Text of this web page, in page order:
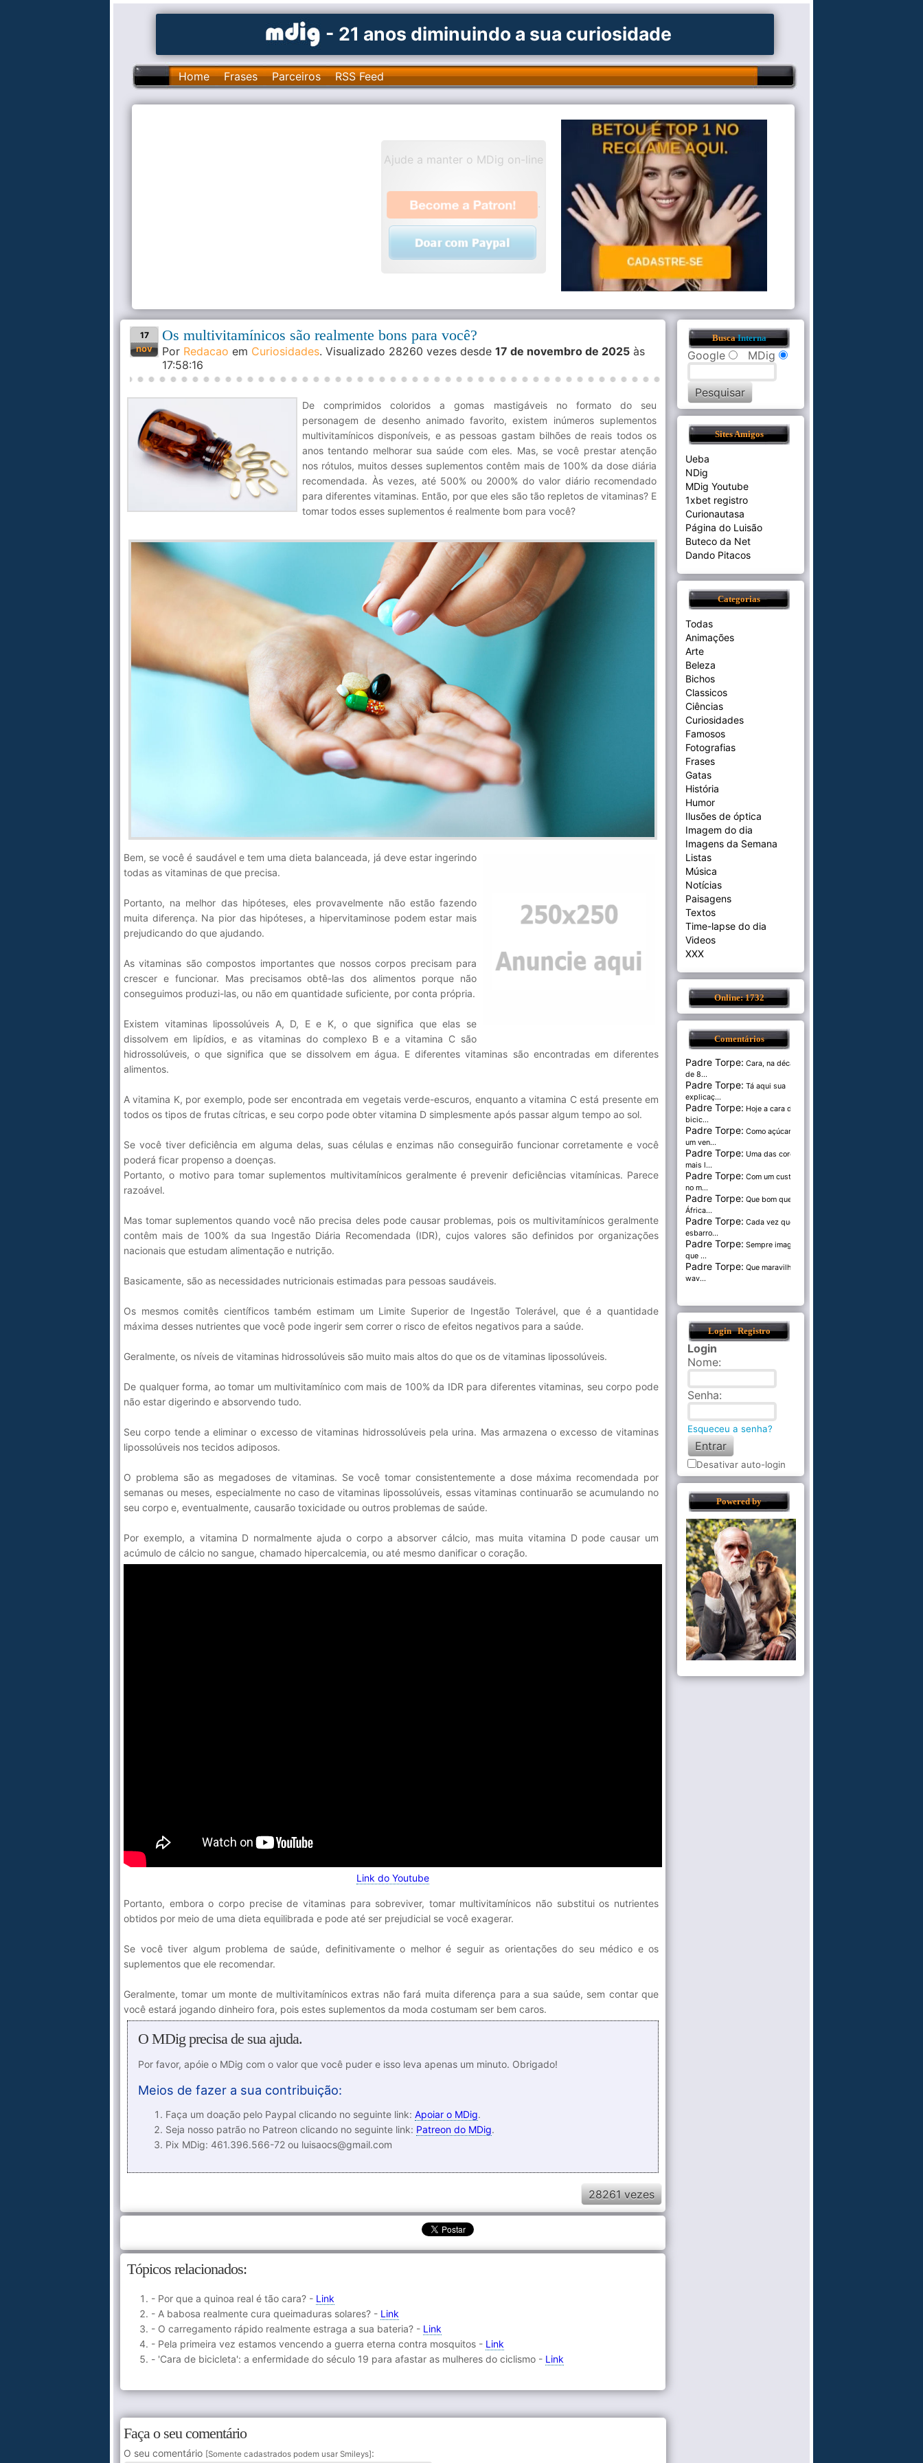
- 21 anos diminuindo a sua curiosidade
Home Frases Parceiros RSS Feed
Ajude a manter o MDig on-line
.
17
nov
Os multivitamínicos são realmente bons para você?
Por Redacao em Curiosidades. Visualizado 28260 vezes desde 17 de novembro de 2025 às
17:58:16
De comprimidos coloridos a gomas mastigáveis no formato do seu
personagem de desenho animado favorito, existem inúmeros suplementos
multivitamínicos disponíveis, e as pessoas gastam bilhões de reais todos os
anos tentando melhorar sua saúde com eles. Mas, se você prestar atenção
nos rótulos, muitos desses suplementos contêm mais de 100% da dose diária
recomendada. Às vezes, até 500% ou 2000% do valor diário recomendado
para diferentes vitaminas. Então, por que eles são tão repletos de vitaminas? E
tomar todos esses suplementos é realmente bom para você?
Bem, se você é saudável e tem uma dieta balanceada, já deve estar ingerindo
todas as vitaminas de que precisa.
Portanto, na melhor das hipóteses, eles provavelmente não estão fazendo
muita diferença. Na pior das hipóteses, a hipervitaminose podem estar mais
prejudicando do que ajudando.
As vitaminas são compostos importantes que nossos corpos precisam para
crescer e funcionar. Mas precisamos obtê-las dos alimentos porque não
conseguimos produzi-las, ou não em quantidade suficiente, por conta própria.
Existem vitaminas lipossolúveis A, D, E e K, o que significa que elas se
dissolvem em lipídios, e as vitaminas do complexo B e a vitamina C são
hidrossolúveis, o que significa que se dissolvem em água. E diferentes vitaminas são encontradas em diferentes
alimentos.
A vitamina K, por exemplo, pode ser encontrada em vegetais verde-escuros, enquanto a vitamina C está presente em
todos os tipos de frutas cítricas, e seu corpo pode obter vitamina D simplesmente após passar algum tempo ao sol.
Se você tiver deficiência em alguma delas, suas células e enzimas não conseguirão funcionar corretamente e você
poderá ficar propenso a doenças.
Portanto, o motivo para tomar suplementos multivitamínicos geralmente é prevenir deficiências vitamínicas. Parece
razoável.
Mas tomar suplementos quando você não precisa deles pode causar problemas, pois os multivitamínicos geralmente
contêm mais de 100% da sua Ingestão Diária Recomendada (IDR), cujos valores são definidos por organizações
nacionais que estudam alimentação e nutrição.
Basicamente, são as necessidades nutricionais estimadas para pessoas saudáveis.
Os mesmos comitês científicos também estimam um Limite Superior de Ingestão Tolerável, que é a quantidade
máxima desses nutrientes que você pode ingerir sem correr o risco de efeitos negativos para a saúde.
Geralmente, os níveis de vitaminas hidrossolúveis são muito mais altos do que os de vitaminas lipossolúveis.
De qualquer forma, ao tomar um multivitamínico com mais de 100% da IDR para diferentes vitaminas, seu corpo pode
não estar digerindo e absorvendo tudo.
Seu corpo tende a eliminar o excesso de vitaminas hidrossolúveis pela urina. Mas armazena o excesso de vitaminas
lipossolúveis nos tecidos adiposos.
O problema são as megadoses de vitaminas. Se você tomar consistentemente a dose máxima recomendada por
semanas ou meses, especialmente no caso de vitaminas lipossolúveis, essas vitaminas continuarão se acumulando no
seu corpo e, eventualmente, causarão toxicidade ou outros problemas de saúde.
Por exemplo, a vitamina D normalmente ajuda o corpo a absorver cálcio, mas muita vitamina D pode causar um
acúmulo de cálcio no sangue, chamado hipercalcemia, ou até mesmo danificar o coração.
Link do Youtube
Portanto, embora o corpo precise de vitaminas para sobreviver, tomar multivitamínicos não substitui os nutrientes
obtidos por meio de uma dieta equilibrada e pode até ser prejudicial se você exagerar.
Se você tiver algum problema de saúde, definitivamente o melhor é seguir as orientações do seu médico e os
suplementos que ele recomendar.
Geralmente, tomar um monte de multivitamínicos extras não fará muita diferença para a sua saúde, sem contar que
você estará jogando dinheiro fora, pois estes suplementos da moda costumam ser bem caros.
O MDig precisa de sua ajuda.
Por favor, apóie o MDig com o valor que você puder e isso leva apenas um minuto. Obrigado!
Meios de fazer a sua contribuição:
Faça um doação pelo Paypal clicando no seguinte link: Apoiar o MDig.
Seja nosso patrão no Patreon clicando no seguinte link: Patreon do MDig.
Pix MDig: 461.396.566-72 ou luisaocs@gmail.com
28261 vezes
Tópicos relacionados:
- Por que a quinoa real é tão cara? - Link
- A babosa realmente cura queimaduras solares? - Link
- O carregamento rápido realmente estraga a sua bateria? - Link
- Pela primeira vez estamos vencendo a guerra eterna contra mosquitos - Link
- 'Cara de bicicleta': a enfermidade do século 19 para afastar as mulheres do ciclismo - Link
Faça o seu comentário
O seu comentário [Somente cadastrados podem usar Smileys]:
BuscaInterna
Google MDig
Sites Amigos
Ueba
NDig
MDig Youtube
1xbet registro
Curionautasa
Página do Luisão
Buteco da Net
Dando Pitacos
Categorias
Todas
Animações
Arte
Beleza
Bichos
Classicos
Ciências
Curiosidades
Famosos
Fotografias
Frases
Gatas
História
Humor
Ilusões de óptica
Imagem do dia
Imagens da Semana
Listas
Música
Notícias
Paisagens
Textos
Time-lapse do dia
Videos
XXX
Online: 1732
Comentários
Padre Torpe: Cara, na década
de 8...
Padre Torpe: Tá aqui sua
explicaç...
Padre Torpe: Hoje a cara de
bicic...
Padre Torpe: Como açúcar é
um ven...
Padre Torpe: Uma das cores
mais l...
Padre Torpe: Com um custo de
no m...
Padre Torpe: Que bom que a
África...
Padre Torpe: Cada vez que
esbarro...
Padre Torpe: Sempre imaginei
que ...
Padre Torpe: Que maravilha de
wav...
Login Registro
Login
Nome:
Senha:
Esqueceu a senha?
Desativar auto-login
Powered by